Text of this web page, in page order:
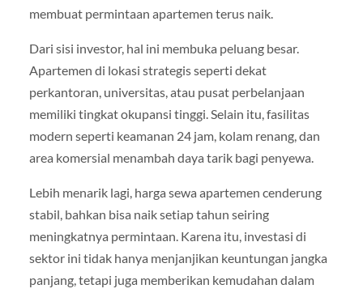
membuat permintaan apartemen terus naik.
Dari sisi investor, hal ini membuka peluang besar.
Apartemen di lokasi strategis seperti dekat
perkantoran, universitas, atau pusat perbelanjaan
memiliki tingkat okupansi tinggi. Selain itu, fasilitas
modern seperti keamanan 24 jam, kolam renang, dan
area komersial menambah daya tarik bagi penyewa.
Lebih menarik lagi, harga sewa apartemen cenderung
stabil, bahkan bisa naik setiap tahun seiring
meningkatnya permintaan. Karena itu, investasi di
sektor ini tidak hanya menjanjikan keuntungan jangka
panjang, tetapi juga memberikan kemudahan dalam